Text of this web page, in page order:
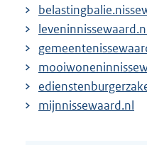
mijnnissewaard.nl